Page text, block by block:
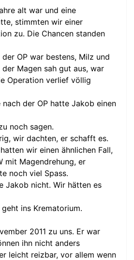
alt war und eine
stimmten wir einer
zu. Die Chancen standen
der OP war bestens, Milz und
Magen sah gut aus, war
Operation verlief völlig
nach der OP hatte Jakob einen
noch sagen.
wir dachten, er schafft es.
wir einen ähnlichen Fall,
mit Magendrehung, er
noch viel Spass.
Jakob nicht. Wir hätten es
ins Krematorium.
2011 zu uns. Er war
ihn nicht anders
leicht reizbar, vor allem wenn